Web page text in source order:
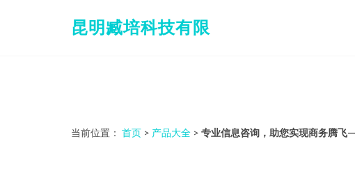
昆明臧培科技有限
当前位置： 首页 > 产品大全 > 专业信息咨询，助您实现商务腾